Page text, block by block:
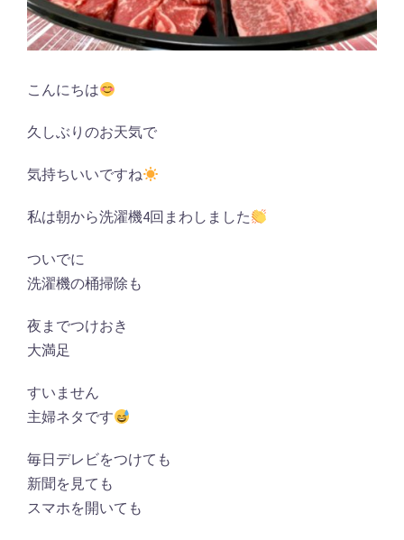
こんにちは
久しぶりのお天気で
気持ちいいですね
私は朝から洗濯機4回まわしました
ついでに
洗濯機の桶掃除も
夜までつけおき
大満足
すいません
主婦ネタです
毎日デレビをつけても
新聞を見ても
スマホを開いても